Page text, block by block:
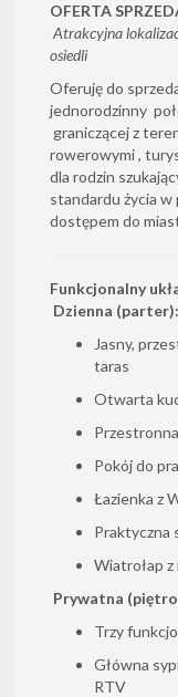
OFERTA
Atrakcyjna
osiedli
Oferuję do
jednorodzinny
graniczącej z
rowerowymi ,
dla rodzin
standardu życia w
dostępem do
Funkcjonalny
Dzienna (parter):
Jasny,
taras
Otwarta
Pokój do
Łazienka z
Praktyczna
Wiatrołap z
Prywatna
Trzy
Główna
RTV